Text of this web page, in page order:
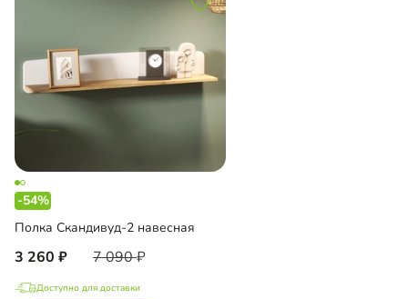
-54%
Полка Скандивуд-2 навесная
3 260 7 090
Доступно для доставки